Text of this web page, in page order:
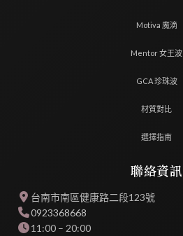
Motiva 魔滴
Mentor 女王波
GCA 珍珠波
材質對比
選擇指南
聯絡資訊
台南市南區健康路二段123號
0923368668
11:00 – 20:00